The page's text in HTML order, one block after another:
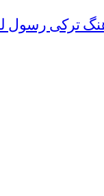
ترکی رسول